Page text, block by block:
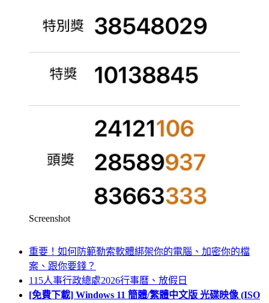
Screenshot
重要！如何防範勒索軟體綁架你的電腦、加密你的檔
案、跟你要錢？
115人事行政總處2026行事曆、放假日
[免費下載] Windows 11 簡體/繁體中文版 光碟映像 (ISO